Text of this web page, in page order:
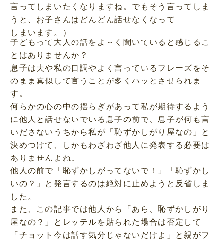
言ってしまいたくなりますね。でもそう言ってしま
うと、お子さんはどんどん話せなくなって
しまいます。）
子どもって大人の話をよ～く聞いていると感じるこ
とはありませんか？
息子は夫や私の口調やよく言っているフレーズをそ
のまま真似して言うことが多くハッとさせられま
す。
何らかの心の中の揺らぎがあって私が期待するよう
に他人と話せないでいる息子の前で、息子が何も言
いださないうちから私が「恥ずかしがり屋なの」と
決めつけて、しかもわざわざ他人に発表する必要は
ありませんよね。
他人の前で「恥ずかしがってないで！」「恥ずかし
いの？」と発言するのは絶対に止めようと反省しま
した。
また、この記事では他人から「あら、恥ずかしがり
屋なの？」とレッテルを貼られた場合は否定して
「チョット今は話す気分じゃないだけよ」と親がフ